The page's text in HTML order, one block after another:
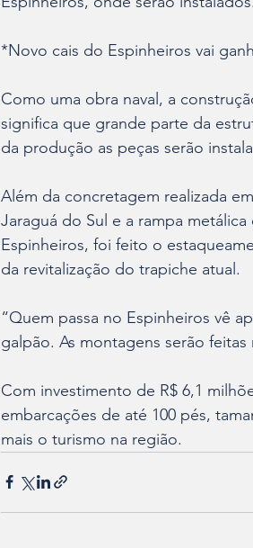
*Novo cais do Espinheiros vai
Como uma obra naval, a
significa que grande parte da
da produção as peças serão
Além da concretagem realizada
Jaraguá do Sul e a rampa
Espinheiros, foi feito o
da revitalização do trapiche atual.
“Quem passa no Espinheiros vê
galpão. As montagens serão
Com investimento de R$ 6,1
embarcações de até 100 pés,
mais o turismo na região.